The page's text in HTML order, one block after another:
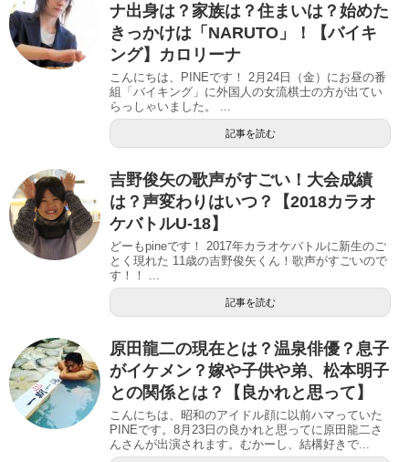
ナ出身は？家族は？住まいは？始めた
きっかけは「NARUTO」！【バイキ
ング】カロリーナ
こんにちは、PINEです！ 2月24日（金）にお昼の番
組「バイキング」に外国人の女流棋士の方が出てい
らっしゃいました。 ...
記事を読む
吉野俊矢の歌声がすごい！大会成績
は？声変わりはいつ？【2018カラオ
ケバトルU-18】
どーもpineです！ 2017年カラオケバトルに新生のご
とく現れた 11歳の吉野俊矢くん！歌声がすごいので
す！！ ...
記事を読む
原田龍二の現在とは？温泉俳優？息子
がイケメン？嫁や子供や弟、松本明子
との関係とは？【良かれと思って】
こんにちは、昭和のアイドル顔に以前ハマっていた
PINEです。8月23日の良かれと思ってに原田龍二さ
んさんが出演されます。むかーし、結構好きで...